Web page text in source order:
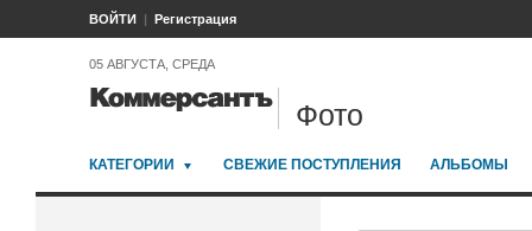
ВОЙТИ Регистрация
05 АВГУСТА, СРЕДА
Фото
КАТЕГОРИИ СВЕЖИЕ ПОСТУПЛЕНИЯ АЛЬБОМЫ